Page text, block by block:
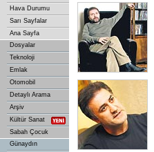
Hava Durumu
Sarı Sayfalar
Ana Sayfa
Dosyalar
Teknoloji
Emlak
Otomobil
Detaylı Arama
Arşiv
Kültür Sanat
Sabah Çocuk
Günaydın